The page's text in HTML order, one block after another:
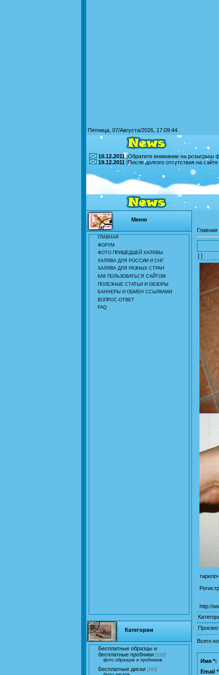
Пятница, 07/Августа/2026, 17:09:44
10.12.2011|Обратите внимание на розыгрыш
19.12.2011 |После долгого отсутствия на
Меню
ГЛАВНАЯ
ФОРУМ
ФОТО ПРИШЕДШЕЙ ХАЛЯВЫ
ХАЛЯВА ДЛЯ РОССИИ И СНГ
ХАЛЯВА ДЛЯ РАЗНЫХ СТРАН
КАК ПОЛЬЗОВАТЬСЯ САЙТОМ
ПОЛЕЗНЫЕ СТАТЬИ И ОБЗОРЫ
БАННЕРЫ И ОБМЕН ССЫЛКАМИ
ВОПРОС-ОТВЕТ
FAQ
Категории
Бесплатные образцы и
бесплатные пробники [220]
фото образцов и пробников
Бесплатные диски [163]
Главная
[ ]
http://
Всего
Имя *:
Email